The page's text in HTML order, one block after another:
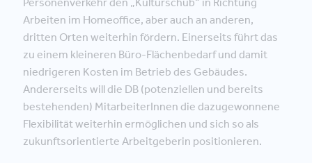
Arbeiten im Homeoffice, aber auch an anderen,
dritten Orten weiterhin fördern. Einerseits führt das
zu einem kleineren Büro-Flächenbedarf und damit
niedrigeren Kosten im Betrieb des Gebäudes.
Andererseits will die DB (potenziellen und bereits
bestehenden) MitarbeiterInnen die dazugewonnene
Flexibilität weiterhin ermöglichen und sich so als
zukunftsorientierte Arbeitgeberin positionieren.